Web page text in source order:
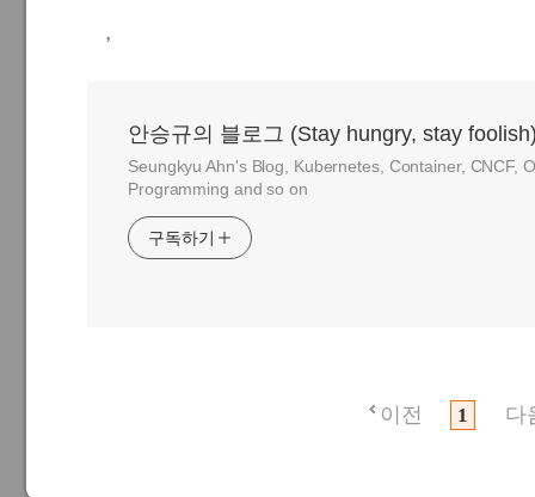
,
안승규의 블로그 (Stay hungry, stay
Seungkyu Ahn's Blog, Kubernetes, Container, CNCF,
Programming and so on
구독하기
이전 1 다